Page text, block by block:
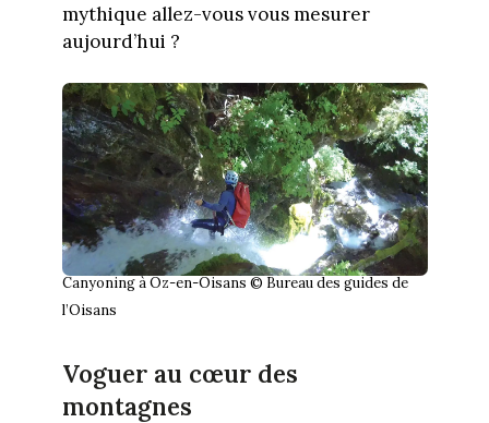
mythique allez-vous vous mesurer
aujourd’hui ?
Canyoning à Oz-en-Oisans © Bureau des guides de
l’Oisans
Voguer au cœur des
montagnes